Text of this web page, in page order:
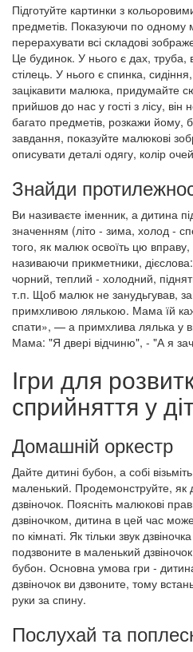
Підготуйте картинки з
предметів. Показуючи по одному
перерахувати всі складові
Це будинок. У нього є дах, труба,
стілець. У нього є спинка,
зацікавити малюка, придумайте
прийшов до нас у гості з лісу, він
багато предметів, розкажи йому,
завдання, показуйте малюкові
описувати деталі одягу, колір
Знайди
Ви називаєте іменник, а дитина
значенням (літо - зима, холод -
того, як малюк освоїть цю
називаючи прикметники,
чорний, теплий - холодний,
т.п. Щоб малюк не занудьгував,
примхливою лялькою. Мама їй
спати», — а примхлива лялька у
Мама: "Я двері відчиню", - "А я
Ігри для
сприйняття у
Домашній оркестр
Дайте дитині бубон, а собі
маленький. Продемонструйте, як
дзвіночок. Поясніть малюкові
дзвіночком, дитина в цей час
по кімнаті. Як тільки звук
подзвоните в маленький
бубон. Основна умова гри -
дзвіночок ви дзвоните, тому
руки за спину.
Послухай та